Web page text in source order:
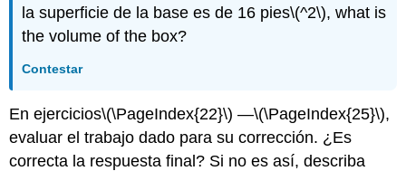
la superficie de la base es de 16 pies\(^2\), what is
the volume of the box?
Contestar
En ejercicios\(\PageIndex{22}\) —\(\PageIndex{25}\),
evaluar el trabajo dado para su corrección. ¿Es
correcta la respuesta final? Si no es así, describa